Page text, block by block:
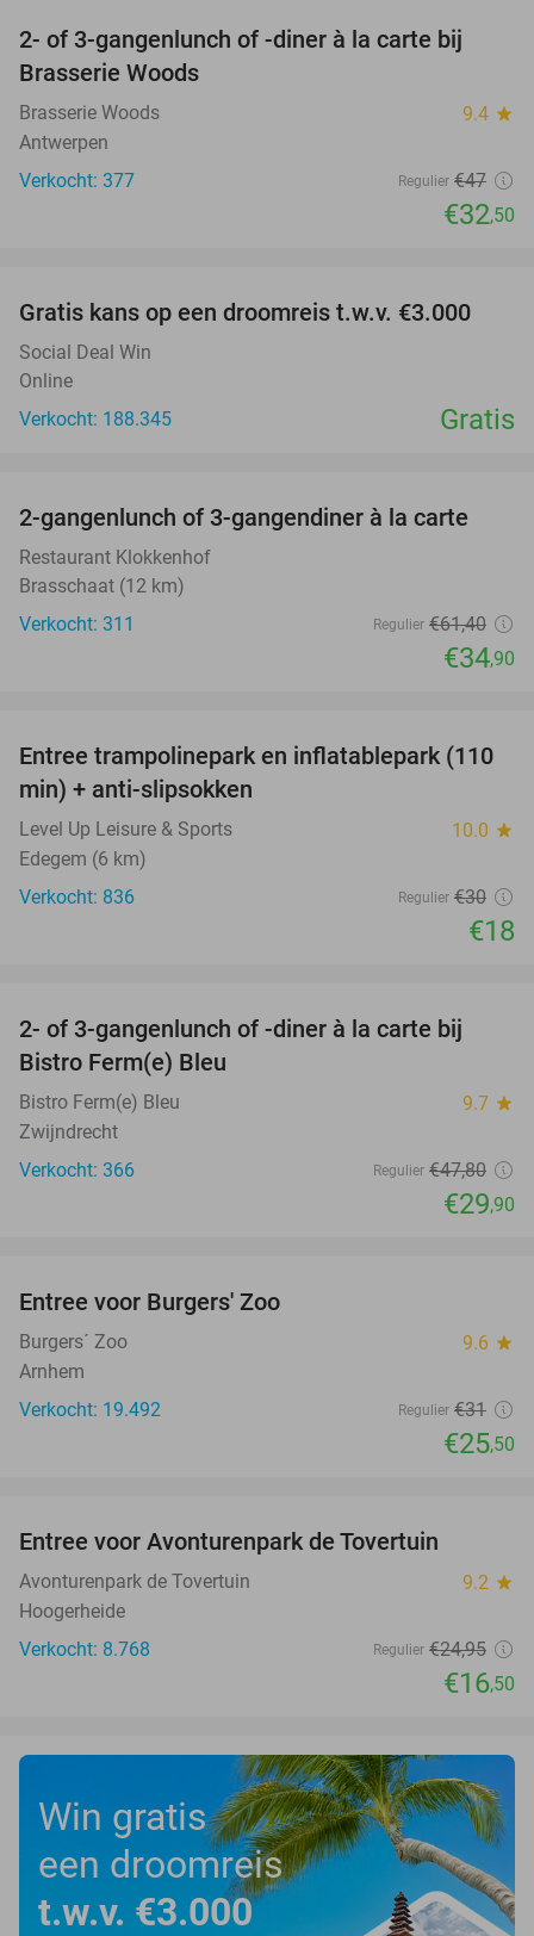
31%
2- of 3-gangenlunch of -diner à la carte bij
Brasserie Woods
Brasserie Woods 9.4 star
Antwerpen
Verkocht: 377
Regulier €47
€32,50
Gratis kans op een droomreis t.w.v. €3.000
Social Deal Win
Online
Verkocht: 188.345
Gratis
43%
2-gangenlunch of 3-gangendiner à la carte
Restaurant Klokkenhof
Brasschaat (12 km)
Verkocht: 311
Regulier €61,40
€34,90
40%
Entree trampolinepark en inflatablepark (110
min) + anti-slipsokken
Level Up Leisure & Sports 10.0 star
Edegem (6 km)
Verkocht: 836
Regulier €30
€18
37%
2- of 3-gangenlunch of -diner à la carte bij
Bistro Ferm(e) Bleu
Bistro Ferm(e) Bleu 9.7 star
Zwijndrecht
Verkocht: 366
Regulier €47,80
€29,90
Entree voor Burgers' Zoo
Burgers´ Zoo 9.6 star
Arnhem
Verkocht: 19.492
Regulier €31
€25,50
Entree voor Avonturenpark de Tovertuin
Avonturenpark de Tovertuin 9.2 star
Hoogerheide
Verkocht: 8.768
Regulier €24,95
€16,50
Win gratis
een droomreis
t.w.v. €3.000